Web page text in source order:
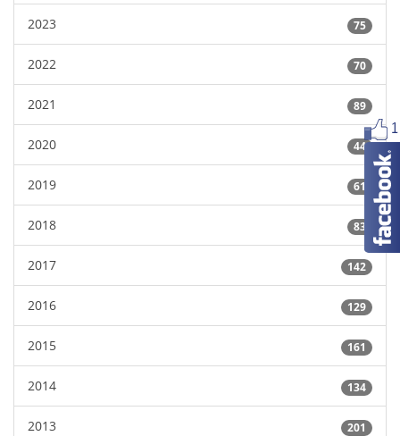
2023 75
2022 70
2021 89
2020 44
2019 61
2018 83
2017 142
2016 129
2015 161
2014 134
2013 201